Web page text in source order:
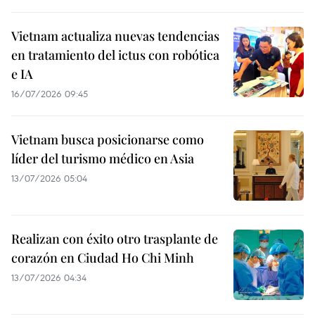
Vietnam actualiza nuevas tendencias
en tratamiento del ictus con robótica
e IA
16/07/2026 09:45
Vietnam busca posicionarse como
líder del turismo médico en Asia
13/07/2026 05:04
Realizan con éxito otro trasplante de
corazón en Ciudad Ho Chi Minh
13/07/2026 04:34